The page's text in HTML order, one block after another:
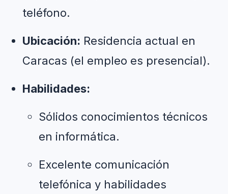
teléfono.
Ubicación: Residencia actual en
Caracas (el empleo es presencial).
Habilidades:
Sólidos conocimientos técnicos
en informática.
Excelente comunicación
telefónica y habilidades